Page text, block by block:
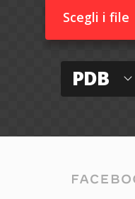
Scegli i file
PDB